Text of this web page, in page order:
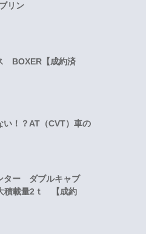
リン
BOXER【成約済
い！？AT（CVT）車の
ター ダブルキャブ
載量2ｔ 【成約